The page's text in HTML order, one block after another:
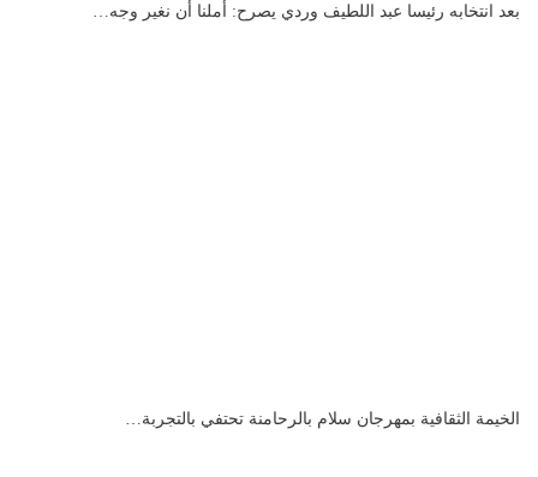
بعد انتخابه رئيسا عبد اللطيف وردي يصرح: أملنا أن نغير وجه…
الخيمة الثقافية بمهرجان سلام بالرحامنة تحتفي بالتجربة…